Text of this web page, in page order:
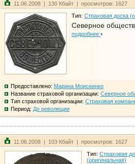
11.06.2008 | 130 Кбайт | просмотров: 1627
Тип: Страховая доска
Северное
подробнее
Предоставлено: Марина Моисеенко
Название страховой организации: Северное
Тип страховой организации: Страховая
Период: До революции
11.06.2008 | 103 Кбайт | просмотров: 1627
Тип: Страховая
(оригинальная)